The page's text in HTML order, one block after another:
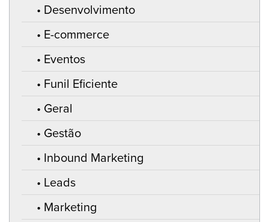
Desenvolvimento
E-commerce
Eventos
Funil Eficiente
Geral
Gestão
Inbound Marketing
Leads
Marketing